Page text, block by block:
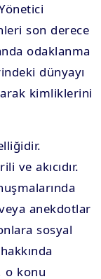
son derece
odaklanma
dünyayı
kimliklerini
ve akıcıdır.
anekdotlar
sosyal
o konu